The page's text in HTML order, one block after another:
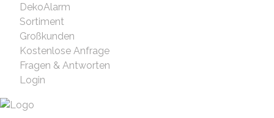
DekoAlarm
Sortiment
Großkunden
Kostenlose Anfrage
Fragen & Antworten
Login